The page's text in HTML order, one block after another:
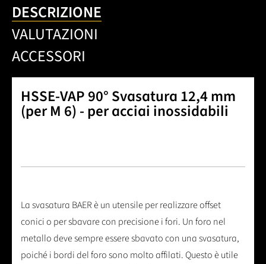
DESCRIZIONE
VALUTAZIONI
ACCESSORI
HSSE-VAP 90° Svasatura 12,4 mm
(per M 6) - per acciai inossidabili
La svasatura BAER è un utensile per realizzare offset
conici o per sbavare con precisione i fori. Un foro nel
metallo deve sempre essere sbavato con una svasatura,
poiché i bordi del foro sono molto affilati. Questo è utile